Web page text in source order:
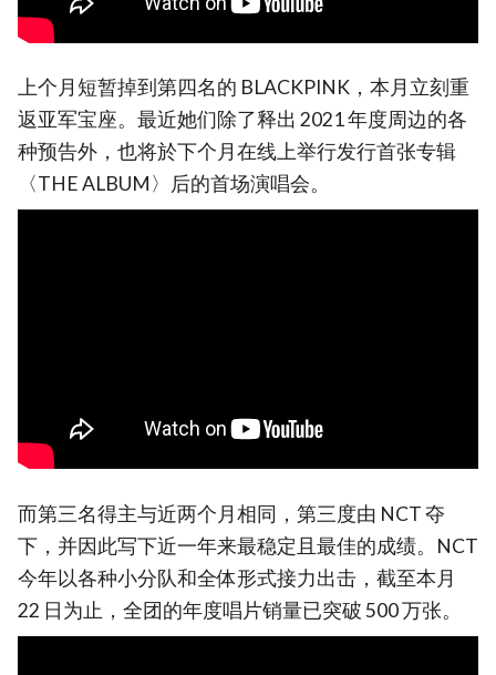
上个月短暂掉到第四名的 BLACKPINK，本月立刻重
返亚军宝座。最近她们除了释出 2021 年度周边的各
种预告外，也将於下个月在线上举行发行首张专辑
〈THE ALBUM〉后的首场演唱会。
而第三名得主与近两个月相同，第三度由 NCT 夺
下，并因此写下近一年来最稳定且最佳的成绩。NCT
今年以各种小分队和全体形式接力出击，截至本月
22 日为止，全团的年度唱片销量已突破 500 万张。